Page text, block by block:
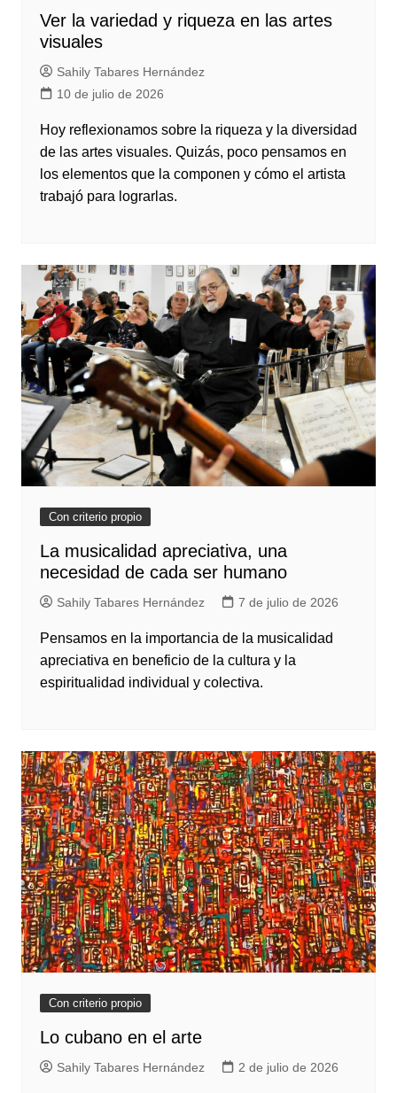
Ver la variedad y riqueza en las artes
visuales
Sahily Tabares Hernández
10 de julio de 2026
Hoy reflexionamos sobre la riqueza y la diversidad
de las artes visuales. Quizás, poco pensamos en
los elementos que la componen y cómo el artista
trabajó para lograrlas.
Con criterio propio
La musicalidad apreciativa, una
necesidad de cada ser humano
Sahily Tabares Hernández 7 de julio de 2026
Pensamos en la importancia de la musicalidad
apreciativa en beneficio de la cultura y la
espiritualidad individual y colectiva.
Con criterio propio
Lo cubano en el arte
Sahily Tabares Hernández 2 de julio de 2026